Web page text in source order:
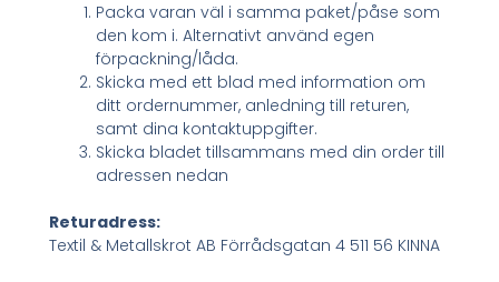
Packa varan väl i samma paket/påse som
den kom i. Alternativt använd egen
förpackning/låda.
Skicka med ett blad med information om
ditt ordernummer, anledning till returen,
samt dina kontaktuppgifter.
Skicka bladet tillsammans med din order till
adressen nedan
Returadress:
Textil & Metallskrot AB Förrådsgatan 4 511 56 KINNA